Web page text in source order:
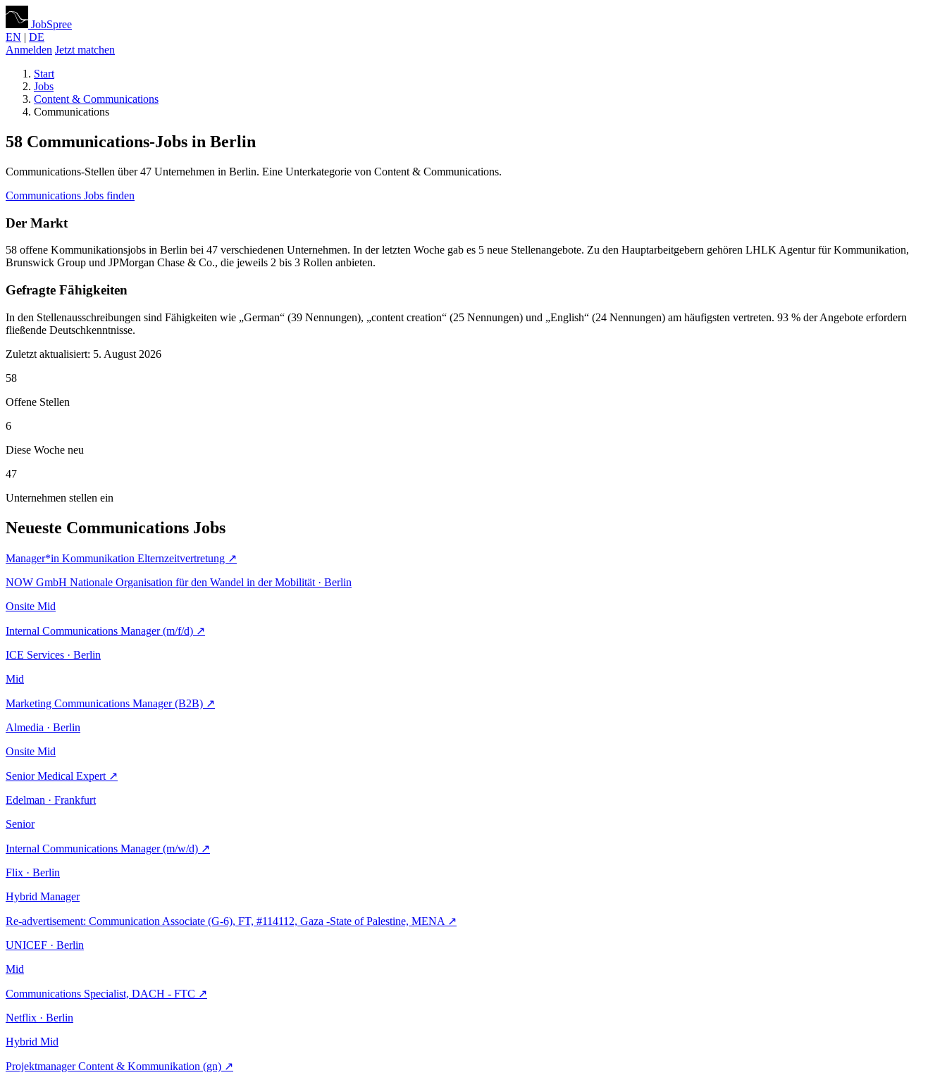
JobSpree
EN | DE
Anmelden Jetzt matchen
Start
Jobs
Content & Communications
Communications
58 Communications-Jobs in Berlin
Communications-Stellen über 47 Unternehmen in Berlin. Eine Unterkategorie von Content & Communications.
Communications Jobs finden
Der Markt
58 offene Kommunikationsjobs in Berlin bei 47 verschiedenen Unternehmen. In der letzten Woche gab es 5 neue Stellenangebote. Zu den Hauptarbeitgebern gehören LHLK Agentur für Kommunikation,
Brunswick Group und JPMorgan Chase & Co., die jeweils 2 bis 3 Rollen anbieten.
Gefragte Fähigkeiten
In den Stellenausschreibungen sind Fähigkeiten wie „German“ (39 Nennungen), „content creation“ (25 Nennungen) und „English“ (24 Nennungen) am häufigsten vertreten. 93 % der Angebote erfordern
fließende Deutschkenntnisse.
Zuletzt aktualisiert: 5. August 2026
58
Offene Stellen
6
Diese Woche neu
47
Unternehmen stellen ein
Neueste Communications Jobs
Manager*in Kommunikation Elternzeitvertretung ↗
NOW GmbH Nationale Organisation für den Wandel in der Mobilität · Berlin
Onsite Mid
Internal Communications Manager (m/f/d) ↗
ICE Services · Berlin
Mid
Marketing Communications Manager (B2B) ↗
Almedia · Berlin
Onsite Mid
Senior Medical Expert ↗
Edelman · Frankfurt
Senior
Internal Communications Manager (m/w/d) ↗
Flix · Berlin
Hybrid Manager
Re-advertisement: Communication Associate (G-6), FT, #114112, Gaza -State of Palestine, MENA ↗
UNICEF · Berlin
Mid
Communications Specialist, DACH - FTC ↗
Netflix · Berlin
Hybrid Mid
Projektmanager Content & Kommunikation (gn) ↗